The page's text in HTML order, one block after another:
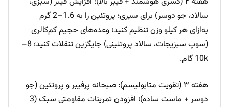
سالاد، جو دوسر) برای سیری؛ پروتئین را به 1.6–2 گرم
به‌ازای هر کیلو وزن تنظیم کنید؛ وعده‌های حجیم کم‌کالری
(سوپ سبزیجات، سالاد پروتئینی) جایگزین تنقلات کنید؛ 8–
10k گام.
هفته ۳ (تقویت متابولیسم): صبحانه پرفیبر و پروتئین (جو
دوسر + ماست ساده)؛ افزودن تمرینات مقاومتی سبک (3